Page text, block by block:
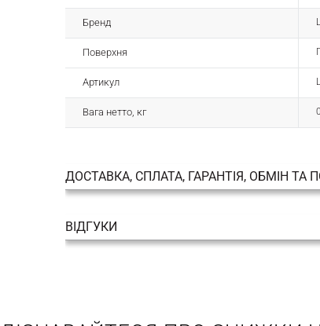
Бренд
Поверхня
Артикул
Вага нетто, кг
ДОСТАВКА, СПЛАТА, ГАРАНТІЯ, ОБМІН ТА
ВІДГУКИ